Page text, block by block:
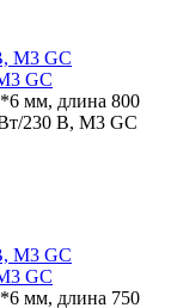
GC
мм, длина 800
230 В, M3 GC
GC
мм, длина 750